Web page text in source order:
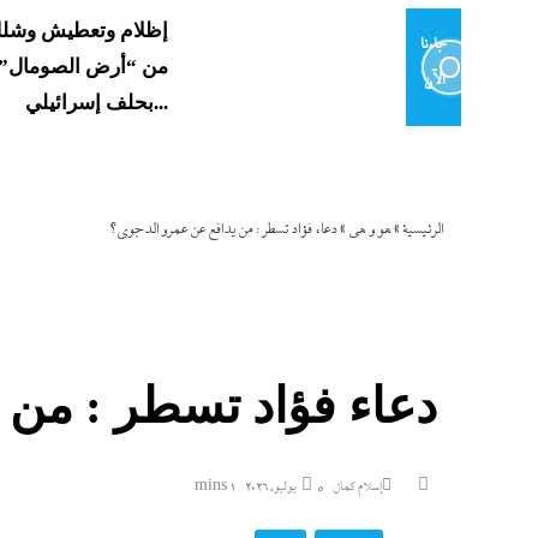
جاءنا
الآن
من “أرض
بحلف إسرائيلي...
“مستشار أممي”...
نورا الفرا تسطر:
الرئيسية»هو و هي »دعاء فؤاد تسطر : من يدافع عن عمرو الدجوي؟
دعاء فؤاد تسطر :
إسلام كمال 5 يوليو، 2026 1 mins